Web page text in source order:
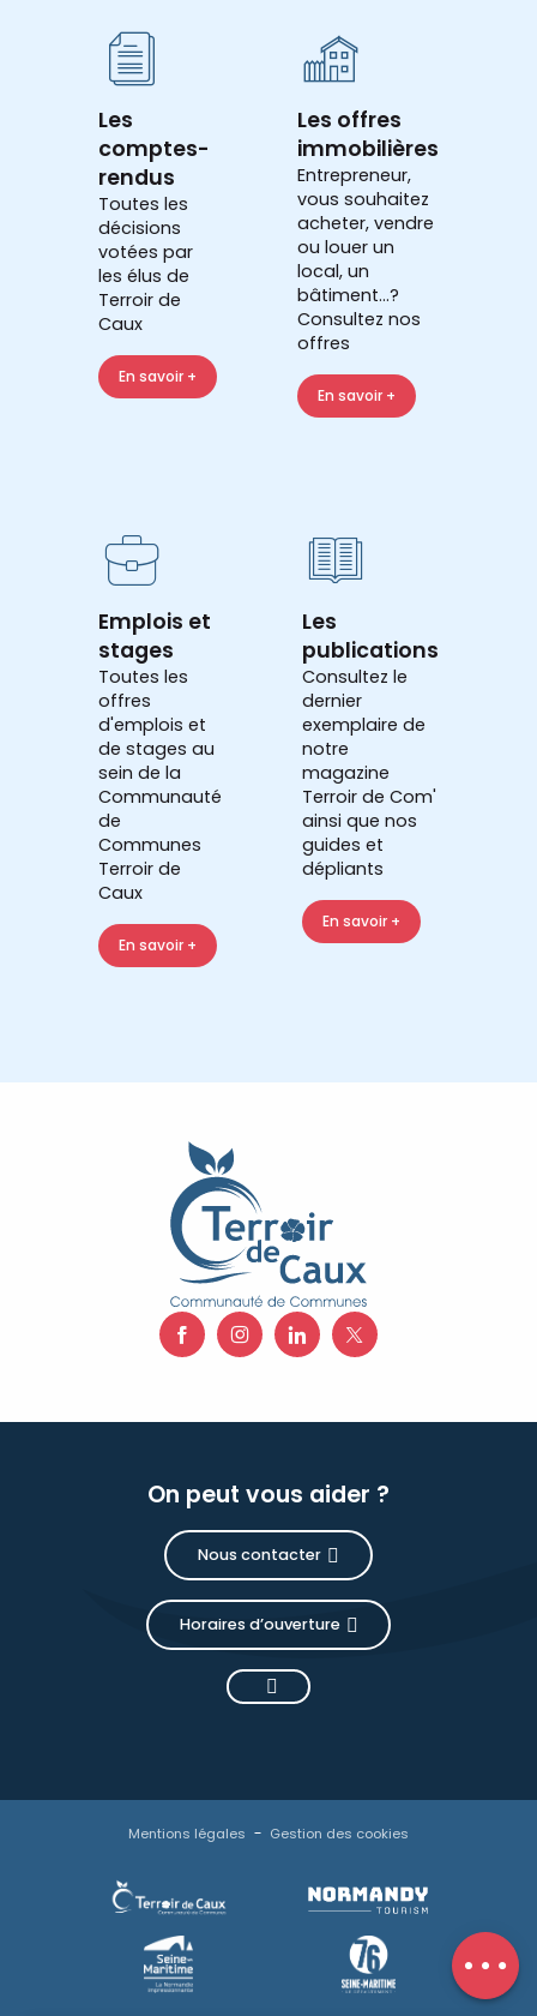
Avis
Les
comptes-
rendus
Toutes les
décisions
votées par
les élus de
Terroir de
Caux
En savoir +
Les offres
immobilières
Entrepreneur,
vous souhaitez
acheter, vendre
ou louer un
local, un
bâtiment...?
Consultez nos
offres
En savoir +
Emplois et
stages
Toutes les
offres
d'emplois et
de stages au
sein de la
Communauté
de
Communes
Terroir de
Caux
En savoir +
Les
publications
Consultez le
dernier
exemplaire de
notre
magazine
Terroir de Com'
ainsi que nos
guides et
dépliants
En savoir +
On peut vous aider ?
Nous contacter
Horaires d’ouverture
Mentions légales Gestion des cookies